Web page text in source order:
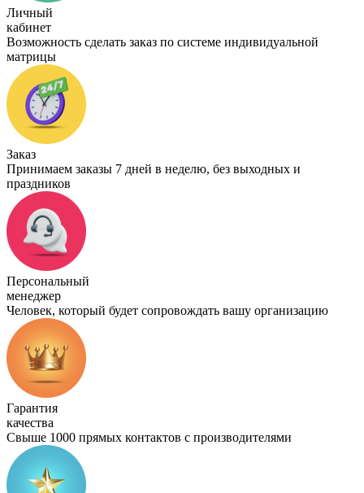
Личный
кабинет
Возможность сделать заказ по системе индивидуальной
матрицы
Заказ
Принимаем заказы 7 дней в неделю, без выходных и
праздников
Персональный
менеджер
Человек, который будет сопровождать вашу организацию
Гарантия
качества
Свыше 1000 прямых контактов с производителями